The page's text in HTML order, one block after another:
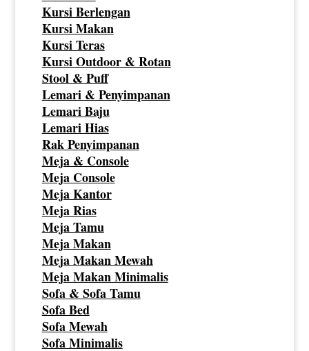
Kursi Berlengan
Kursi Makan
Kursi Teras
Kursi Outdoor & Rotan
Stool & Puff
Lemari & Penyimpanan
Lemari Baju
Lemari Hias
Rak Penyimpanan
Meja & Console
Meja Console
Meja Kantor
Meja Rias
Meja Tamu
Meja Makan
Meja Makan Mewah
Meja Makan Minimalis
Sofa & Sofa Tamu
Sofa Bed
Sofa Mewah
Sofa Minimalis